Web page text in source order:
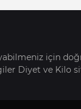
için
Diyet ve Kilo